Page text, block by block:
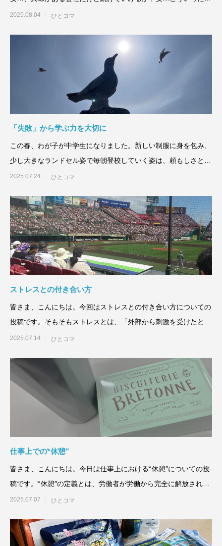
安は新しい職場に挑戦する
2025.08.04 ひとコマ
「失敗」から学ぶ力を大切に
この春、わが子が中学生になりました。新しい制服に身を包み、
少し大きなランドセル姿で毎朝登校していく姿は、頼もしさとと
もに、まだ少し幼さも感
2025.07.24 ひとコマ
ストレスとの付き合い方
皆さま、こんにちは。今回はストレスとの付き合い方についての
投稿です。そもそもストレスとは、「外部から刺激を受けたとき
に生じ
2025.07.14 ひとコマ
仕事上での‶休憩″
皆さま、こんにちは。今日は仕事上における‶休憩″についての投
稿です。‶休憩″の定義とは、労働者が労働から完全に解放され、
自由に過ご
2025.07.07 ひとコマ